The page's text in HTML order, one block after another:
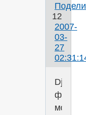
12
2007-
03-
27
DjVu
файл
можно